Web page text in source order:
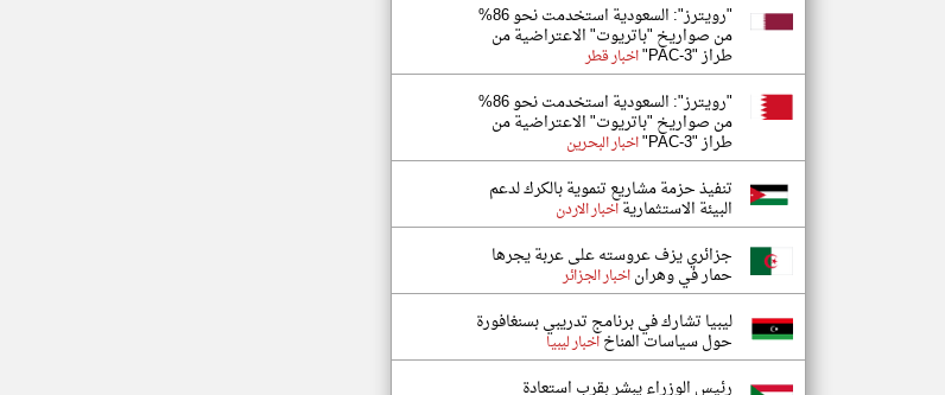
"رويترز": السعودية استخدمت نحو 86%
من صواريخ "باتريوت" الاعتراضية من
طراز "PAC-3" اخبار قطر
"رويترز": السعودية استخدمت نحو 86%
من صواريخ "باتريوت" الاعتراضية من
طراز "PAC-3" اخبار البحرين
تنفيذ حزمة مشاريع تنموية بالكرك لدعم
البيئة الاستثماريةاخبار الاردن
جزائري يزف عروسته على عربة يجرها
حمار في وهراناخبار الجزائر
ليبيا تشارك في برنامج تدريبي بسنغافورة
حول سياسات المناخاخبار ليبيا
رئيس الوزراء يبشر بقرب استعادة